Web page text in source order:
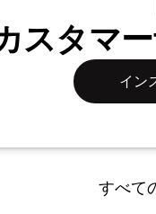
スタマ
イン
すべて